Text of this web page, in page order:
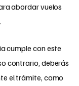
abordar vuelos
cumple con este
contrario, deberás
el trámite, como